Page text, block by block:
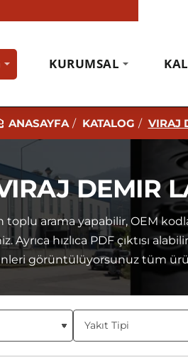
KURUMSAL
H
M
E
KATALOG VIRAJ
DEMIR
arama yapabilir, OEM
Ayrıca hızlıca PDF çıktısı
görüntülüyorsunuz tüm